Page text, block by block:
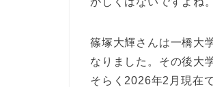
篠塚大輝さんは一橋大
なりました。その後大
そらく2026年2月現在